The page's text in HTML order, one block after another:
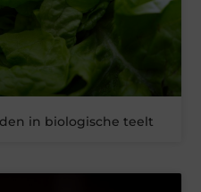
in biologische teelt